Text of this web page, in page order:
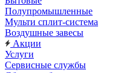
Полупромышленные
Мульти сплит-система
Воздушные завесы
Акции
Услуги
Сервисные службы